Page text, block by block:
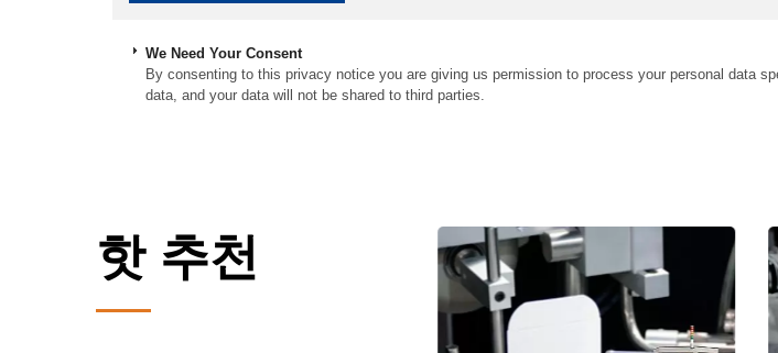
We Need Your Consent
By consenting to this privacy notice you are giving us permission to process your personal data
data, and your data will not be shared to third parties.
핫 추천